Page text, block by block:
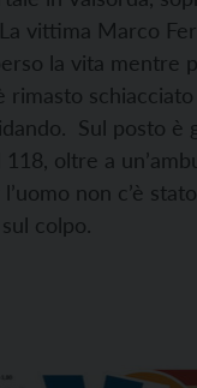
vittima Marco
la vita mentre
rimasto
Sul posto è
118, oltre a
non c’è
colpo.